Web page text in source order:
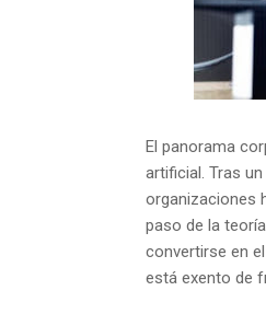
El panorama
artificial. Tras
organizaciones
paso de la
convertirse en
está exento de